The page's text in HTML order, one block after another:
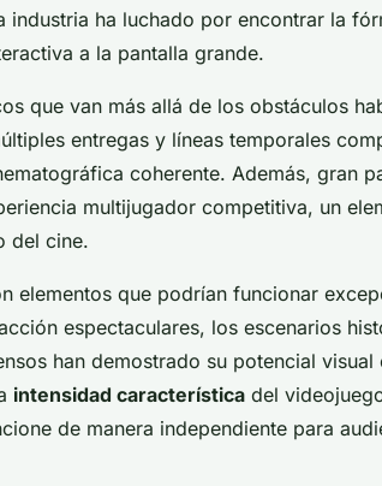
industria ha luchado por encontrar la
a la pantalla grande.
que van más allá de los obstáculos
entregas y líneas temporales
coherente. Además, gran
multijugador competitiva, un
del cine.
elementos que podrían funcionar
espectaculares, los escenarios
han demostrado su potencial visual
intensidad característica del
de manera independiente para